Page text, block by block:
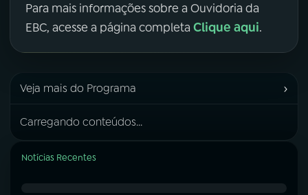
Para mais informações sobre a Ouvidoria da
EBC, acesse a página completa Clique aqui.
Veja mais do Programa ›
Carregando conteúdos...
Notícias Recentes